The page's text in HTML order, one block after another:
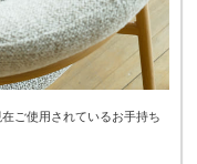
ご使用されているお手持ち